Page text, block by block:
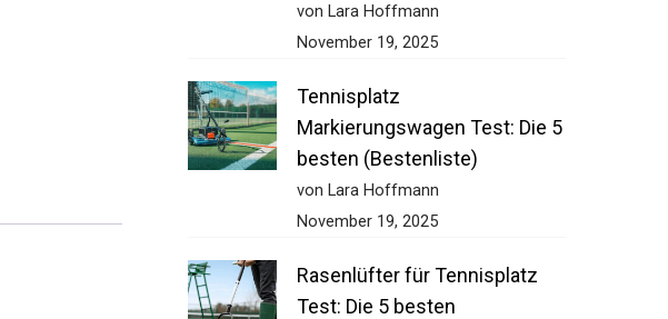
von Lara Hoffmann
November 19, 2025
Tennisplatz
Markierungswagen Test: Die
5 besten (Bestenliste)
von Lara Hoffmann
November 19, 2025
Rasenlüfter für Tennisplatz
Test: Die 5 besten